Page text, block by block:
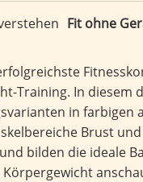
Fit ohne
Training. In
in
Brust
bilden die ideale